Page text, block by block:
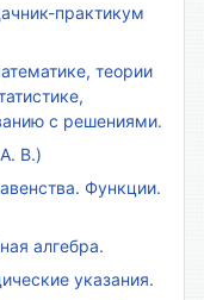
практикум
теории
с решениями.
В.)
Функции.
алгебра.
указания.